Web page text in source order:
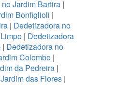
Jardim Bartira|
Bonfiglioli |
| Dedetizadora no
| Dedetizadora
| Dedetizadora no
Colombo|
da Pedreira|
das Flores |